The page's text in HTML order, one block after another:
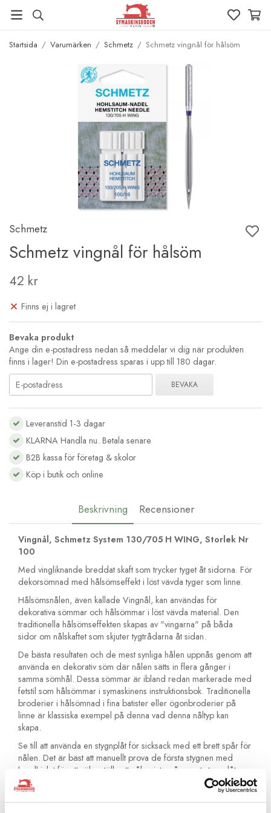
Startsida / Varumärken / Schmetz / Schmetz vingnål för hålsöm
Schmetz
Schmetz vingnål för hålsöm
42 kr
Finns ej i lagret
Bevaka produkt
Ange din e-postadress nedan så meddelar vi dig när produkten
finns i lager! Din e-postadress sparas i upp till 180 dagar.
BEVAKA
Leveranstid 1-3 dagar
KLARNA Handla nu. Betala senare
B2B kassa för företag & skolor
Köp i butik och online
Beskrivning Recensioner
Vingnål, Schmetz System 130/705 H WING, Storlek Nr
100
Med vingliknande breddat skaft som trycker tyget åt sidorna. För
dekorsömnad med hålsömseffekt i löst vävda tyger som linne.
Hålsömsnålen, även kallade Vingnål, kan användas för
dekorativa sömmar och hålsömmar i löst vävda material. Den
traditionella hålsömseffekten skapas av "vingarna" på båda
sidor om nålskaftet som skjuter tygtrådarna åt sidan.
De bästa resultaten och de mest synliga hålen uppnås genom att
använda en dekorativ söm där nålen sätts in flera gånger i
samma sömhål. Dessa sömmar är ibland redan markerade med
fetstil som hålsömmar i symaskinens instruktionsbok. Traditionella
broderier i hålsömnad i fina batister eller ögonbroderier på
linne är klassiska exempel på denna vad denna nåltyp kan
skapa.
Se till att använda en stygnplåt för sicksack med ett brett spår för
nålen. Det är bäst att manuellt prova de första stygnen med
handhjulet för att säkerställa att nålen inte går emot stygnplåten.
Du bör också prova olika dekorsömmar på provtyger för att
bestämma trådspänning, stygnlängd och stygnbredd, innan du
syr i skarpt läge.